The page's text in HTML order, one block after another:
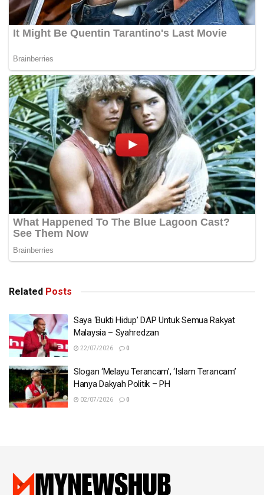
dan menyelewengkan kedudukan ayat Al-Quran selain
menyempitkan maksud jihad hanya dengan harta dan
nyawa serta menggalakkan jihad dengan senjata.
“Penceramah turut menggalakkan pengikut berlatih ala
tentera untuk pergi berperang…katanya ‘be prepared
untuk pergi jihad…tiga belas tahun’,”katanya.
Perbicaraan di hadapan Hakim Datuk Mohd Azman Husin
bersambung esok. – BERNAMA
Related Posts
Saya ‘Bukti Hidup’ DAP Untuk Semua Rakyat
Malaysia – Syahredzan
22/07/2026 0
Slogan ‘Melayu Terancam’, ‘Islam Terancam’
Hanya Dakyah Politik – PH
02/07/2026 0